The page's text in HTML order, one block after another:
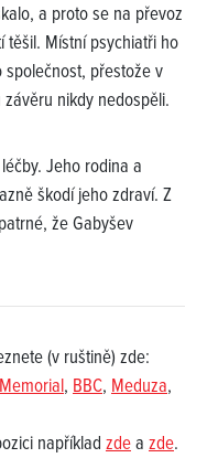
a proto se na převoz
těšil. Místní psychiatři ho
přestože v
nikdy nedospěli.
Jeho rodina a
škodí jeho zdraví. Z
že Gabyšev
(v ruštině) zde:
, BBC, Meduza,
například zdea zde.